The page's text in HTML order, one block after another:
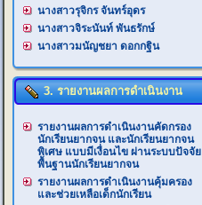
นางสาวรุจิกร จันทร์อุดร
นางสาวจิระนันท์ พันธรักษ์
นางสาวมนัญชยา ดอกกฐิน
3. รายงานผลการดำเนินงาน
รายงานผลการดำเนินงานคัดกรอง
นักเรียนยากจน และนักเรียนยากจน
พิเศษ แบบมีเงื่อนไข ผ่านระบบปัจจัย
พื้นฐานนักเรียนยากจน
รายงานผลการดำเนินงานคุ้มครอง
และช่วยเหลือเด็กนักเรียน